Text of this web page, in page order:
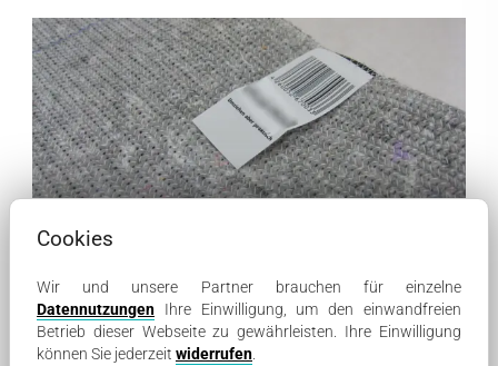
Packing blankets
Cookies
Wir und unsere Partner brauchen für einzelne
Datennutzungen Ihre Einwilligung, um den einwandfreien
Betrieb dieser Webseite zu gewährleisten. Ihre Einwilligung
können Sie jederzeit widerrufen.